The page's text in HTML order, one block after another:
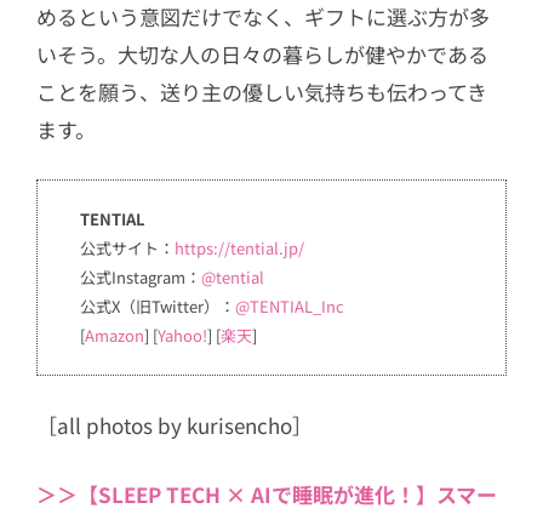
めるという意図だけでなく、ギフトに選ぶ方が多
いそう。大切な人の日々の暮らしが健やかである
ことを願う、送り主の優しい気持ちも伝わってき
ます。
TENTIAL
公式サイト： https://tential.jp/
公式Instagram： @tential
公式X（旧Twitter）： @TENTIAL_Inc
[Amazon] [Yahoo!] [楽天]
［all photos by kurisencho］
＞＞【SLEEP TECH × AIで睡眠が進化！】スマー